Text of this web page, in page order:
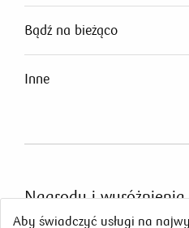
Aby świadczyć usługi na
Bądź na bieżąco
Inne
Nagrodyi wyróżnienia